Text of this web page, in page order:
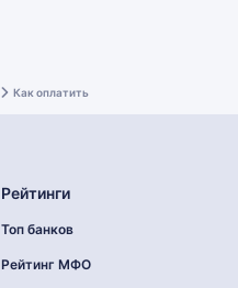
Как оплатить
Рейтинги
Топ банков
Рейтинг МФО